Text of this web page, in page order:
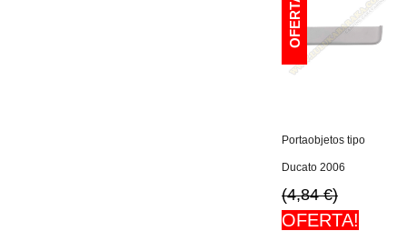
Portaobjetos tipo
Ducato 2006
(4,84 €)
OFERTA!